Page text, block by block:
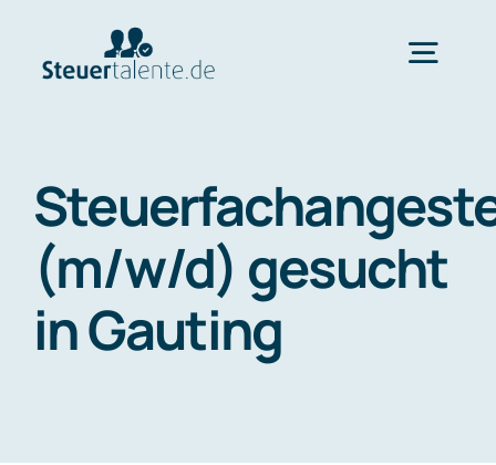
Wechsel
Ablauf
(m/w/d) gesucht
in Gauting